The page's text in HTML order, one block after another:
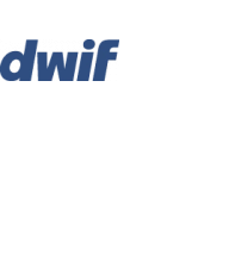
Zum Hauptinhalt springen